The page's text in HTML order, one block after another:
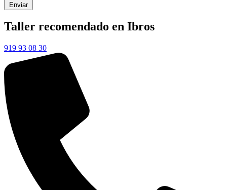
Enviar
Taller recomendado en Ibros
919 93 08 30